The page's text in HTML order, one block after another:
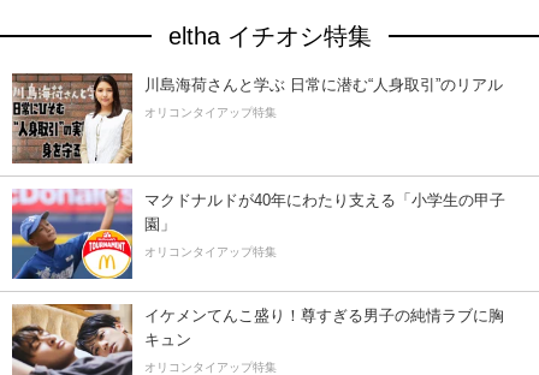
eltha イチオシ特集
川島海荷さんと学ぶ 日常に潜む“人身取引”のリアル
オリコンタイアップ特集
マクドナルドが40年にわたり支える「小学生の甲子
園」
オリコンタイアップ特集
イケメンてんこ盛り！尊すぎる男子の純情ラブに胸
キュン
オリコンタイアップ特集